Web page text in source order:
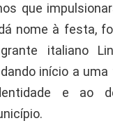
que
nome à festa,
italiano
início a
e ao